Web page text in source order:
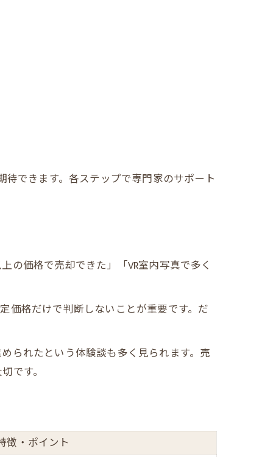
できます。各ステップで専門家のサポート
価格で売却できた」「VR室内写真で多く
価格だけで判断しないことが重要です。だ
られたという体験談も多く見られます。売
です。
徴・ポイント